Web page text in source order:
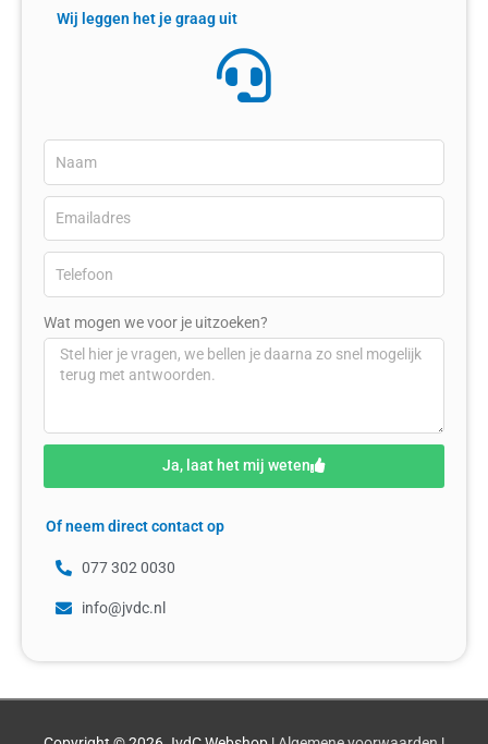
Wij leggen het je graag uit
Wat mogen we voor je uitzoeken?
Ja, laat het mij weten
Of neem direct contact op
077 302 0030
info@jvdc.nl